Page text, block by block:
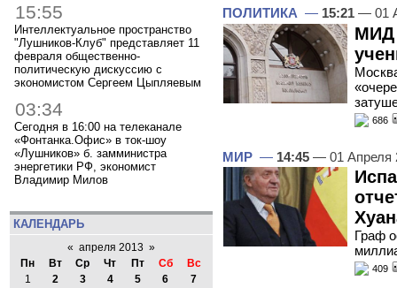
15:55
Интеллектуальное пространство
"Лушников-Клуб" представляет 11
февраля общественно-
политическую дискуссию с
экономистом Сергеем Цыпляевым
03:34
Сегодня в 16:00 на телеканале
«Фонтанка.Офис» в ток-шоу
«Лушников» б. замминистра
энергетики РФ, экономист
Владимир Милов
КАЛЕНДАРЬ
« апреля 2013 »
Пн
Вт Ср Чт Пт Сб
Вс
1
2 3 4 5 6
7
ПОЛИТИКА — 15:21 — 01
МИД
686
МИР — 14:45 — 01 Апреля
Граф
409